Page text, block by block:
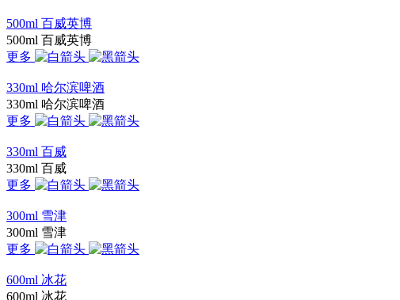
500ml 百威英博
500ml 百威英博
更多
330ml 哈尔滨啤酒
330ml 哈尔滨啤酒
更多
330ml 百威
330ml 百威
更多
300ml 雪津
300ml 雪津
更多
600ml 冰花
600ml 冰花